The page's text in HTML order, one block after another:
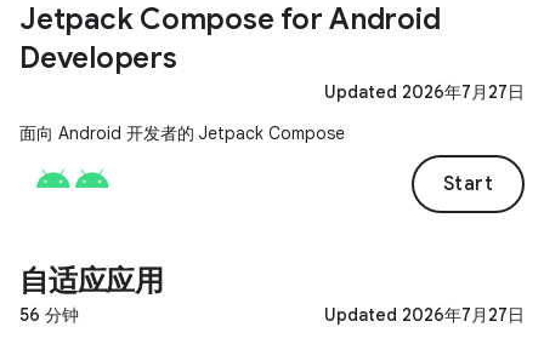
Jetpack Compose for Android
Developers
Updated 2026年7月27日
面向 Android 开发者的 Jetpack Compose
Start
自适应应用
56 分钟
Updated 2026年7月27日